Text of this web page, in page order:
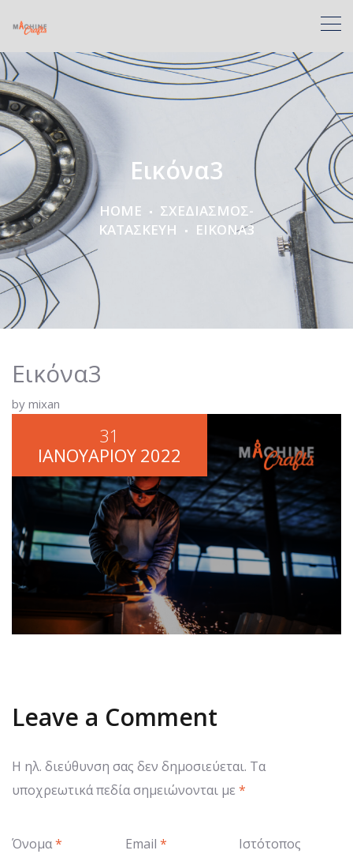
Εικόνα3
HOME
ΣΧΕΔΙΑΣΜΟΣ-
ΚΑΤΑΣΚΕΥΗ
ΕΙΚΌΝΑ3
Εικόνα3
by mixan
31
ΙΑΝΟΥΑΡΊΟΥ 2022
Leave a Comment
Η ηλ. διεύθυνση σας δεν δημοσιεύεται. Τα
υποχρεωτικά πεδία σημειώνονται με *
Όνομα* Email* Ιστότοπος